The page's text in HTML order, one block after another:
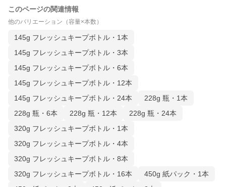
このページの関連情報
他のバリエーション（容量×本数）
145g フレッシュキープボトル・1本
145g フレッシュキープボトル・3本
145g フレッシュキープボトル・6本
145g フレッシュキープボトル・12本
145g フレッシュキープボトル・24本
228g 瓶・1本
228g 瓶・6本
228g 瓶・12本
228g 瓶・24本
320g フレッシュキープボトル・1本
320g フレッシュキープボトル・4本
320g フレッシュキープボトル・8本
320g フレッシュキープボトル・16本
450g 紙パック・1本